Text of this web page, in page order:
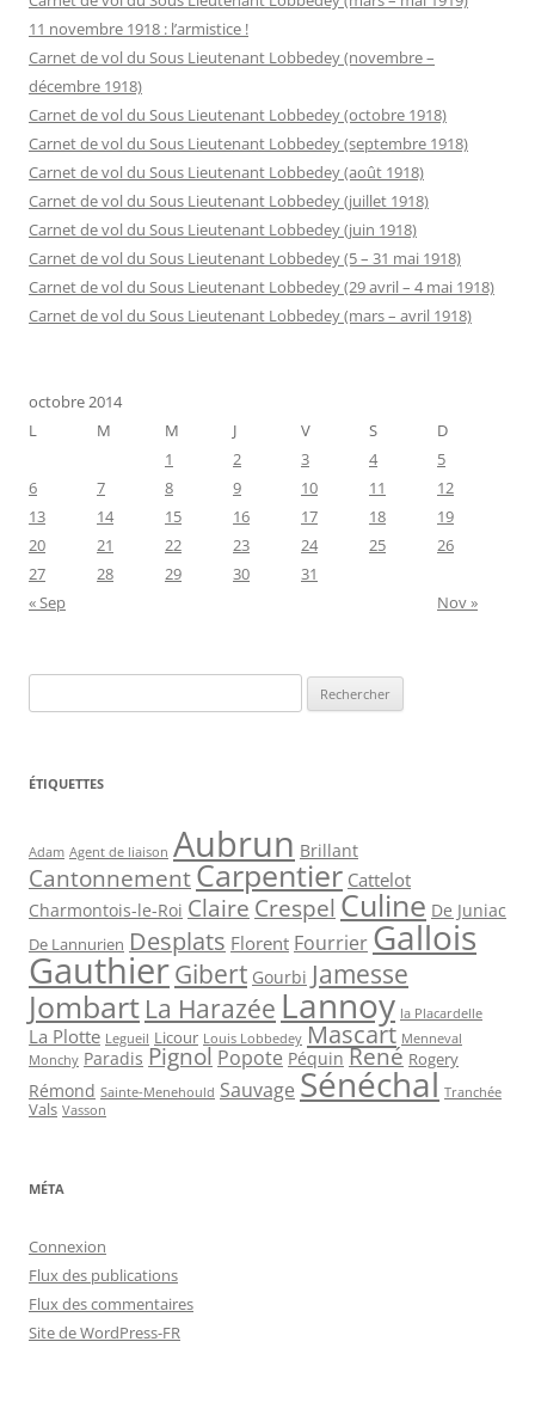
11 novembre 1918 : l’armistice !
Carnet de vol du Sous Lieutenant Lobbedey (novembre –
décembre 1918)
Carnet de vol du Sous Lieutenant Lobbedey (octobre 1918)
Carnet de vol du Sous Lieutenant Lobbedey (septembre 1918)
Carnet de vol du Sous Lieutenant Lobbedey (août 1918)
Carnet de vol du Sous Lieutenant Lobbedey (juillet 1918)
Carnet de vol du Sous Lieutenant Lobbedey (juin 1918)
Carnet de vol du Sous Lieutenant Lobbedey (5 – 31 mai 1918)
Carnet de vol du Sous Lieutenant Lobbedey (29 avril – 4 mai 1918)
Carnet de vol du Sous Lieutenant Lobbedey (mars – avril 1918)
octobre 2014
L
M M J V S
D
1
2 3 4
5
6
7 8 9 10 11
12
13
14 15 16 17 18
19
20
21 22 23 24 25
26
27
28 29 30
31
« Sep
Nov »
ÉTIQUETTES
Adam Agent de liaison Aubrun Brillant
CantonnementCarpentier Cattelot
Charmontois-le-Roi Claire Crespel Culine De Juniac
De Lannurien Desplats Florent FourrierGallois
GauthierGibert Gourbi Jamesse
Jombart La Harazée Lannoy la Placardelle
La Plotte Legueil Licour Louis Lobbedey Mascart Menneval
Monchy Paradis Pignol Popote Péquin René Rogery
Rémond Sainte-Menehould Sauvage Sénéchal Tranchée
Vals Vasson
MÉTA
Connexion
Flux des publications
Flux des commentaires
Site de WordPress-FR